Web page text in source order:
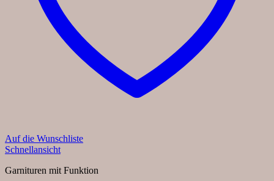
Auf die Wunschliste
Schnellansicht
Garnituren mit Funktion